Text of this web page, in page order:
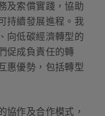
及索償實踐，協助
持續發展進程。我
向低碳經濟轉型的
促成負責任的轉
惠優勢，包括轉型
協作及合作模式，